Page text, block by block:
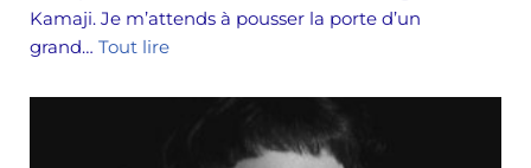
Kamaji. Je m’attends à pousser la porte d’un
grand… Tout lire